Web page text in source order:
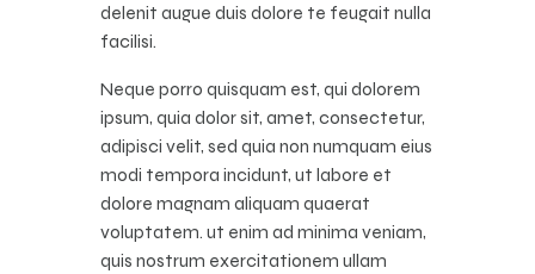
delenit augue duis dolore te feugait nulla
facilisi.
Neque porro quisquam est, qui dolorem
ipsum, quia dolor sit, amet, consectetur,
adipisci velit, sed quia non numquam eius
modi tempora incidunt, ut labore et
dolore magnam aliquam quaerat
voluptatem. ut enim ad minima veniam,
quis nostrum exercitationem ullam